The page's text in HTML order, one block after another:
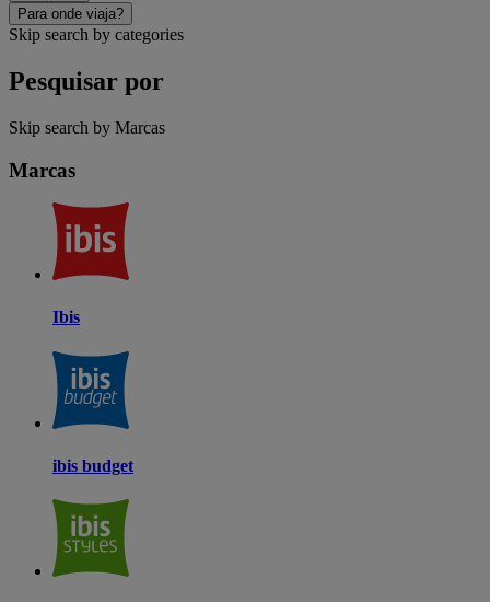
Para onde viaja?
Skip search by categories
Pesquisar por
Skip search by Marcas
Marcas
Ibis
ibis budget